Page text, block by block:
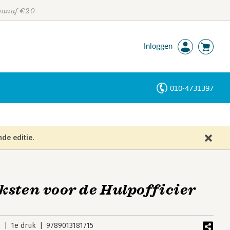
€20
Inloggen
010-4731397
editie.
voor de Hulpofficier
1e druk 9789013181715
Personen
Trefwoorden